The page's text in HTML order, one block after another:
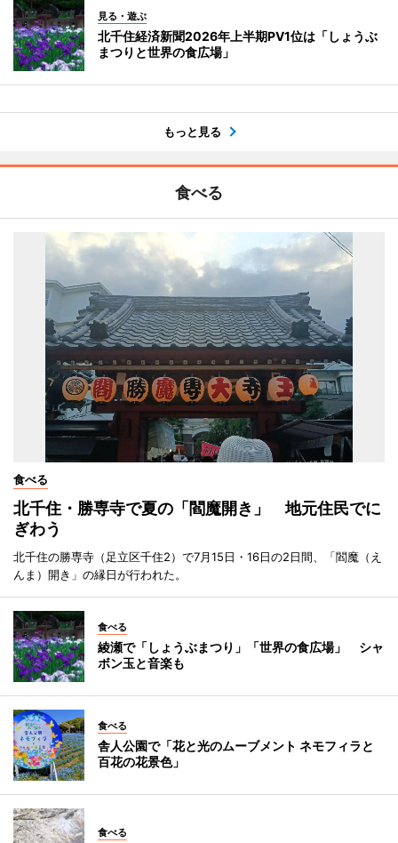
見る・遊ぶ
北千住経済新聞2026年上半期PV1位は「しょうぶ
まつりと世界の食広場」
もっと見る
食べる
食べる
北千住・勝専寺で夏の「閻魔開き」 地元住民でに
ぎわう
北千住の勝専寺（足立区千住2）で7月15日・16日の2日間、「閻魔（え
んま）開き」の縁日が行われた。
食べる
綾瀬で「しょうぶまつり」「世界の食広場」 シャ
ボン玉と音楽も
食べる
舎人公園で「花と光のムーブメント ネモフィラと
百花の花景色」
食べる